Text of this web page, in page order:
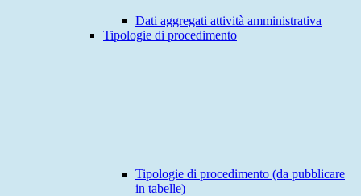
Dati aggregati attività amministrativa
Tipologie di procedimento
Tipologie di procedimento (da pubblicare
in tabelle)